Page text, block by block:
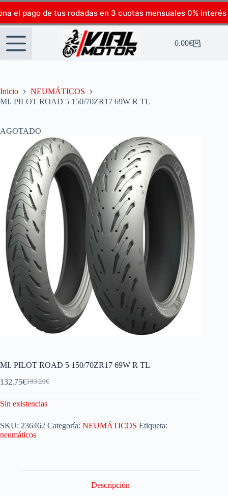
el pago de tus rodadas en 3 cuotas mensuales 0% interés
0.00€
Inicio
NEUMÁTICOS
MI. PILOT ROAD 5 150/70ZR17 69W R TL
AGOTADO
MI. PILOT ROAD 5 150/70ZR17 69W R TL
183.20€
132.75€
Sin existencias
SKU: 236462 Categoría: NEUMÁTICOS Etiqueta:
neumáticos
Descripción